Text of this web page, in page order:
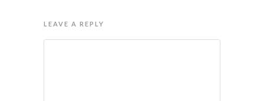
LEAVE A REPLY